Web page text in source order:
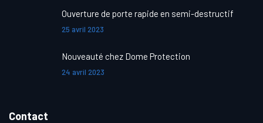
Ouverture de porte rapide en semi-destructif
25 avril 2023
Nouveauté chez Dome Protection
24 avril 2023
Contact